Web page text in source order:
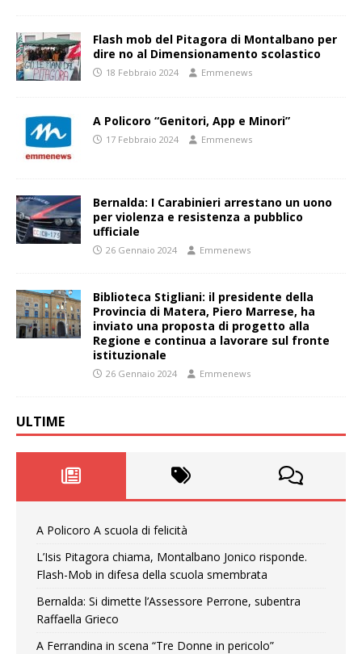
Flash mob del Pitagora di Montalbano per
dire no al Dimensionamento scolastico
18 Febbraio 2024 Emmenews
A Policoro “Genitori, App e Minori”
17 Febbraio 2024 Emmenews
Bernalda: I Carabinieri arrestano un uono
per violenza e resistenza a pubblico
ufficiale
26 Gennaio 2024 Emmenews
Biblioteca Stigliani: il presidente della
Provincia di Matera, Piero Marrese, ha
inviato una proposta di progetto alla
Regione e continua a lavorare sul fronte
istituzionale
26 Gennaio 2024 Emmenews
ULTIME
A Policoro A scuola di felicità
L’Isis Pitagora chiama, Montalbano Jonico risponde.
Flash-Mob in difesa della scuola smembrata
Bernalda: Si dimette l’Assessore Perrone, subentra
Raffaella Grieco
A Ferrandina in scena “Tre Donne in pericolo”